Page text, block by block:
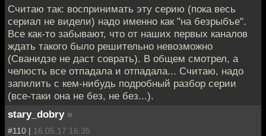
Считаю так: воспринимать эту серию (пока весь
сериал не видели) надо именно как "на безрыбъе".
Все как-то забывают, что от наших первых каналов
ждать такого было решительно невозможно
(Сванидзе не даст соврать). В общем смотрел, а
челюсть все отпадала и отпадала... Считаю, надо
запилить с кем-нибудь подробный разбор серии
(все-таки она не без, не без...).
stary_dobry »
#110 | 16.05.17 16:35